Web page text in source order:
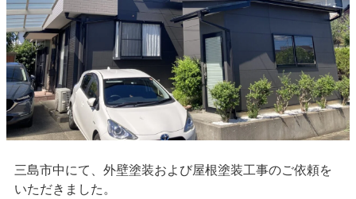
三島市中にて、外壁塗装および屋根塗装工事のご依頼を
いただきました。